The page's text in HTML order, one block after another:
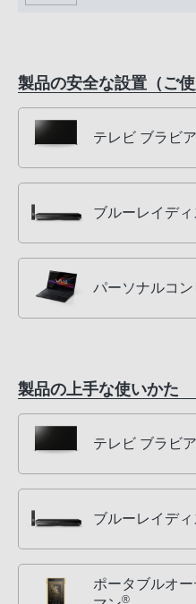
製品の安全な設置（ご使
テレビ ブラビア
ブルーレイデ
パーソナルコ
製品の上手な使いかた
テレビ ブラビア
ブルーレイデ
ポータブルオ
®